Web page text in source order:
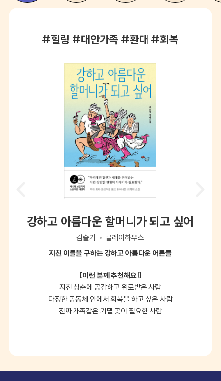
#힐링 #대안가족 #환대 #회복
강하고 아름다운 할머니가 되고 싶어
김슬기
클레이하우스
지친 이들을 구하는 강하고 아름다운 어른들
[이런 분께 추천해요!]
지친 청춘에 공감하고 위로받은 사람
다정한 공동체 안에서 회복을 하고 싶은 사람
진짜 가족같은 기댈 곳이 필요한 사람